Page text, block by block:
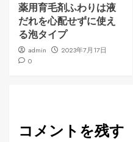
薬用育毛剤ふわりは液
だれを心配せずに使え
る泡タイプ
admin
2023年7月17日
0
コメントを残す